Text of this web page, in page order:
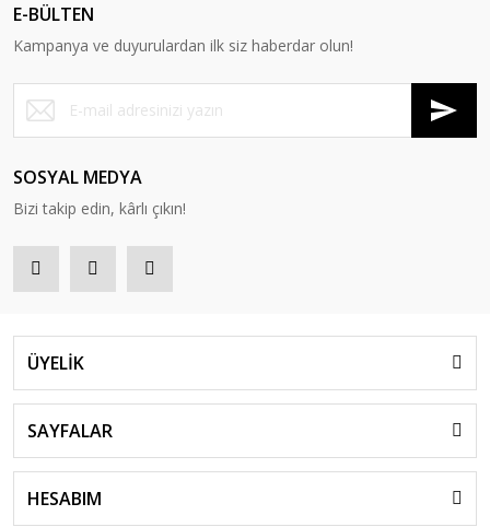
E-BÜLTEN
Kampanya ve duyurulardan ilk siz haberdar olun!
SOSYAL MEDYA
Bizi takip edin, kârlı çıkın!
ÜYELİK
SAYFALAR
HESABIM